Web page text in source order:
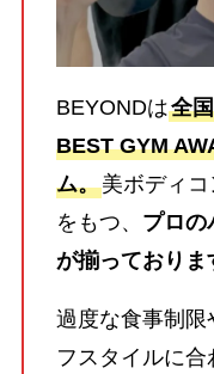
BEYONDは全
BEST GYM
ム。美ボディ
をもつ、 プロの
が揃っておりま
過度な食事制限
フスタイルに合